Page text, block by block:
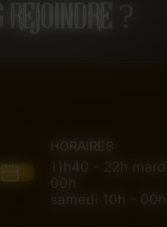
rejoindre ?
HORAIRES
11h40 - 22h
00h
samedi 10h -